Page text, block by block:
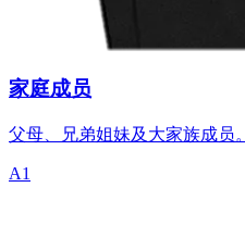
家庭成员
父母、兄弟姐妹及大家族成员。
A1